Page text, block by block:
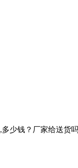
少钱？厂家给送货